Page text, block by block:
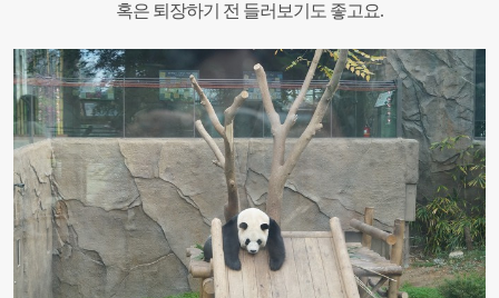
혹은 퇴장하기 전 들러보기도 좋고요.